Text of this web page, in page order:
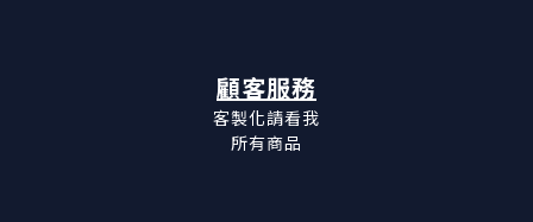
顧客服務
客製化請看我
所有商品